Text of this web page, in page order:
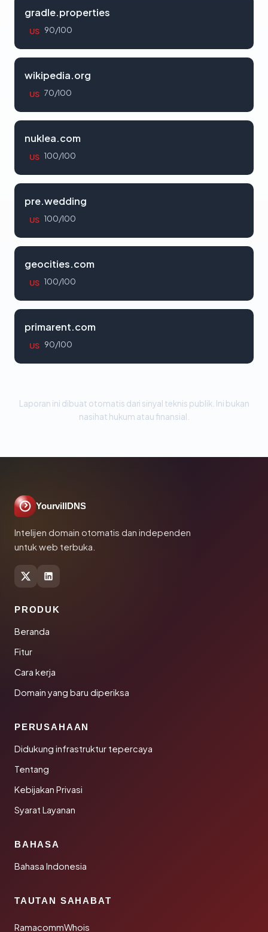
gradle.properties
US 90/100
wikipedia.org
US 70/100
nuklea.com
US 100/100
pre.wedding
US 100/100
geocities.com
US 100/100
primarent.com
US 90/100
Laporan ini dibuat otomatis dari sinyal teknis publik. Ini bukan
nasihat hukum atau finansial.
YourvillDNS
Intelijen domain otomatis dan independen
untuk web terbuka.
PRODUK
Beranda
Fitur
Cara kerja
Domain yang baru diperiksa
PERUSAHAAN
Didukung infrastruktur tepercaya
Tentang
Kebijakan Privasi
Syarat Layanan
BAHASA
Bahasa Indonesia
TAUTAN SAHABAT
RamacommWhois